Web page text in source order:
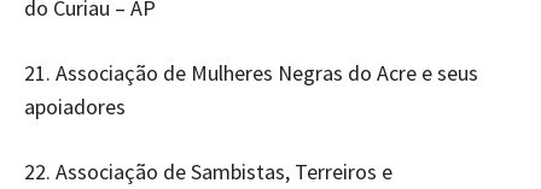
do Curiau – AP
21. Associação de Mulheres Negras do Acre e seus
apoiadores
22. Associação de Sambistas, Terreiros e